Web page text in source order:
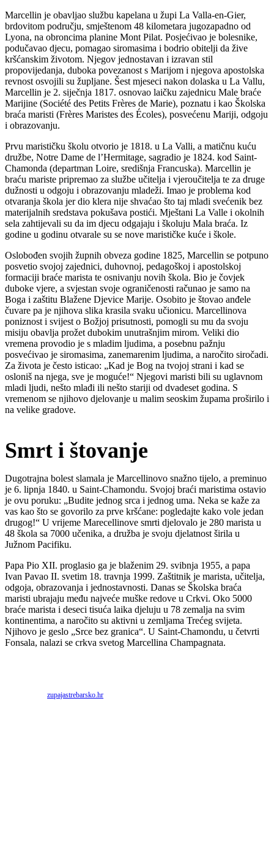
Marcellin je obavljao službu kapelana u župi La Valla-en-Gier,
brdovitom području, smještenom 48 kilometara jugozapadno od
Lyona, na obroncima planine Mont Pilat. Posjećivao je bolesnike,
podučavao djecu, pomagao siromasima i bodrio obitelji da žive
kršćanskim životom. Njegov jednostavan i izravan stil
propovijedanja, duboka povezanost s Marijom i njegova apostolska
revnost osvojili su župljane. Šest mjeseci nakon dolaska u La Vallu,
Marcellin je 2. siječnja 1817. osnovao laičku zajednicu Male braće
Marijine (Société des Petits Frères de Marie), poznatu i kao Školska
braća maristi (Frères Maristes des Écoles), posvećenu Mariji, odgoju
i obrazovanju.
Prvu marističku školu otvorio je 1818. u La Valli, a matičnu kuću
družbe, Notre Dame de l’Hermitage, sagradio je 1824. kod Saint-
Chamonda (departman Loire, središnja Francuska). Marcellin je
braću mariste pripremao za službe učitelja i vjeroučitelja te za druge
dužnosti u odgoju i obrazovanju mladeži. Imao je problema kod
otvaranja škola jer dio klera nije shvaćao što taj mladi svećenik bez
materijalnih sredstava pokušava postići. Mještani La Valle i okolnih
sela zahtijevali su da im djecu odgajaju i školuju Mala braća. Iz
godine u godinu otvarale su se nove marističke kuće i škole.
Oslobođen svojih župnih obveza godine 1825, Marcellin se potpuno
posvetio svojoj zajednici, duhovnoj, pedagoškoj i apostolskoj
formaciji braće marista te osnivanju novih škola. Bio je čovjek
duboke vjere, a svjestan svoje ograničenosti računao je samo na
Boga i zaštitu Blažene Djevice Marije. Osobito je štovao anđele
čuvare pa je njihova slika krasila svaku učionicu. Marcellinova
poniznost i svijest o Božjoj prisutnosti, pomogli su mu da svoju
misiju obavlja prožet dubokim unutrašnjim mirom. Veliki dio
vremena provodio je s mladim ljudima, a posebnu pažnju
posvećivao je siromasima, zanemarenim ljudima, a naročito siročadi.
Za života je često isticao: „Kad je Bog na tvojoj strani i kad se
osloniš na njega, sve je moguće!“ Njegovi maristi bili su uglavnom
mladi ljudi, nešto mlađi ili nešto stariji od dvadeset godina. S
vremenom se njihovo djelovanje u malim seoskim župama proširilo i
na velike gradove.
Smrt i štovanje
Dugotrajna bolest slamala je Marcellinovo snažno tijelo, a preminuo
je 6. lipnja 1840. u Saint-Chamondu. Svojoj braći maristima ostavio
je ovu poruku: „Budite jednog srca i jednog uma. Neka se kaže za
vas kao što se govorilo za prve kršćane: pogledajte kako vole jedan
drugog!“ U vrijeme Marecellinove smrti djelovalo je 280 marista u
48 škola sa 7000 učenika, a družba je svoju djelatnost širila u
Južnom Pacifiku.
Papa Pio XII. proglasio ga je blaženim 29. svibnja 1955, a papa
Ivan Pavao II. svetim 18. travnja 1999. Zaštitnik je marista, učitelja,
odgoja, obrazovanja i jednostavnosti. Danas se Školska braća
maristi ubrajaju među najveće muške redove u Crkvi. Oko 5000
braće marista i deseci tisuća laika djeluju u 78 zemalja na svim
kontinentima, a naročito su aktivni u zemljama Trećeg svijeta.
Njihovo je geslo „Srce bez granica“. U Saint-Chamondu, u četvrti
Fonsala, nalazi se crkva svetog Marcellina Champagnata.
Izvor:zupajastrebarsko.hr